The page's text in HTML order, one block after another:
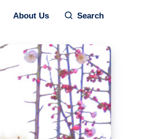
About Us Search